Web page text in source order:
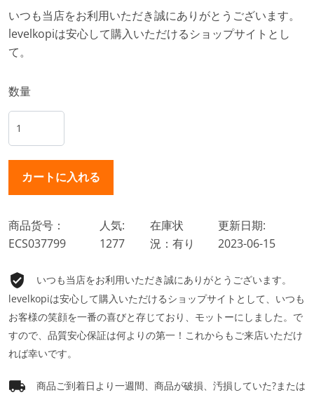
いつも当店をお利用いただき誠にありがとうございます。
levelkopiは安心して購入いただけるショップサイトとし
て。
数量
商品货号：
ECS037799
人気:
1277
在庫状
況：有り
更新日期:
2023-06-15
いつも当店をお利用いただき誠にありがとうございます。
levelkopiは安心して購入いただけるショップサイトとして、いつも
お客様の笑顔を一番の喜びと存じており、モットーにしました。で
すので、品質安心保証は何よりの第一！これからもご来店いただけ
れば幸いです。
商品ご到着日より一週間、商品が破損、汚損していた?または